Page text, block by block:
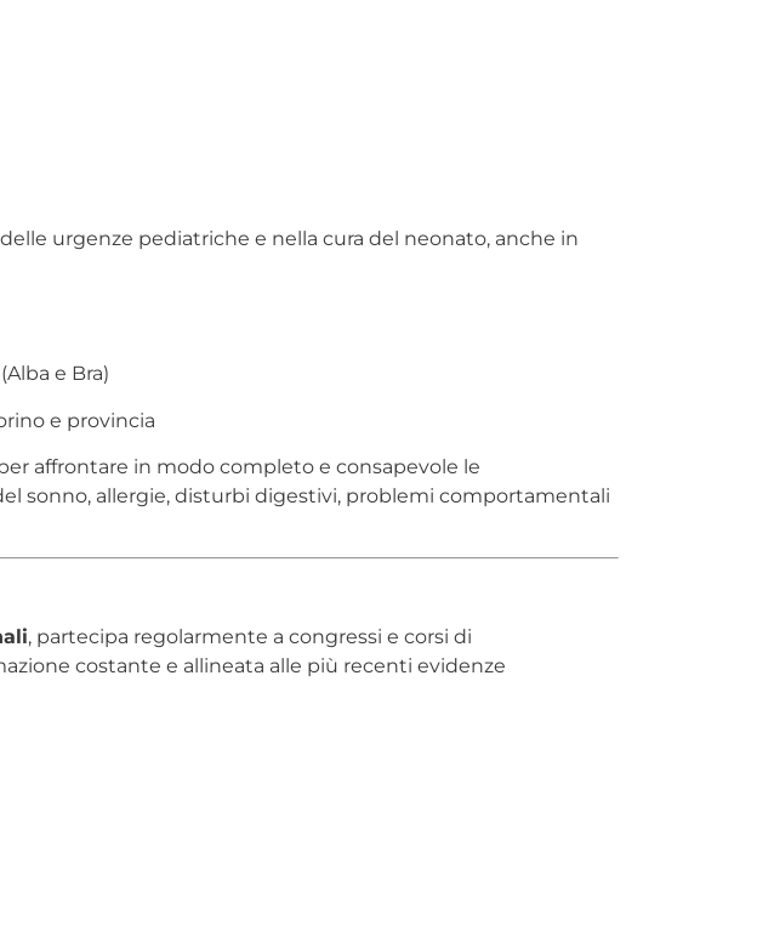
urgenze pediatriche e nella cura del neonato, anche in
e Bra)
e provincia
affrontare in modo completo e consapevole le
sonno, allergie, disturbi digestivi, problemi comportamentali
, partecipa regolarmente a congressi e corsi di
costante e allineata alle più recenti evidenze